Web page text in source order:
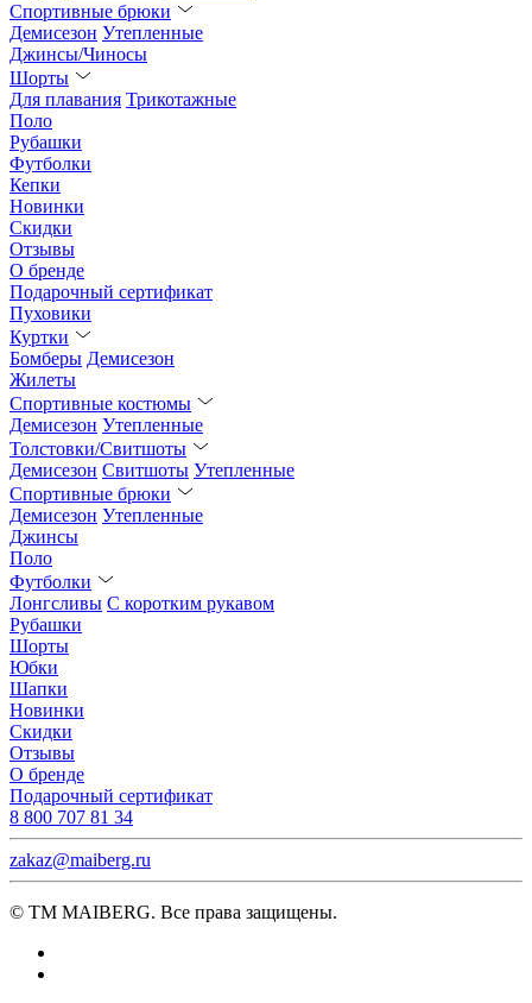
Спортивные брюки
Демисезон Утепленные
Джинсы/Чиносы
Шорты
Для плавания Трикотажные
Поло
Рубашки
Футболки
Кепки
Новинки
Скидки
Отзывы
О бренде
Подарочный сертификат
Пуховики
Куртки
Бомберы Демисезон
Жилеты
Спортивные костюмы
Демисезон Утепленные
Толстовки/Свитшоты
Демисезон Свитшоты Утепленные
Спортивные брюки
Демисезон Утепленные
Джинсы
Поло
Футболки
Лонгсливы С коротким рукавом
Рубашки
Шорты
Юбки
Шапки
Новинки
Скидки
Отзывы
О бренде
Подарочный сертификат
8 800 707 81 34
zakaz@maiberg.ru
© ТМ MAIBERG. Все права защищены.